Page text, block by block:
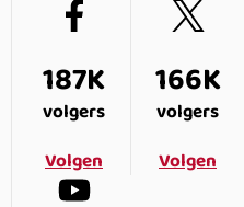
187K
volgers
Volgen
166K
volgers
Volgen